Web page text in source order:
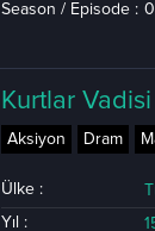
Season / Episode :
Kurtlar Vadisi
Aksiyon Dram
Ülke :
Yıl :